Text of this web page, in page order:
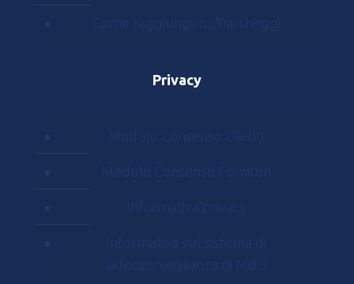
Come raggiungerci/Parcheggi
Privacy
Modulo Consenso Clienti
Modulo Consenso Fornitori
Informativa privacy
Informativa sul sistema di
videosorveglianza di MdO